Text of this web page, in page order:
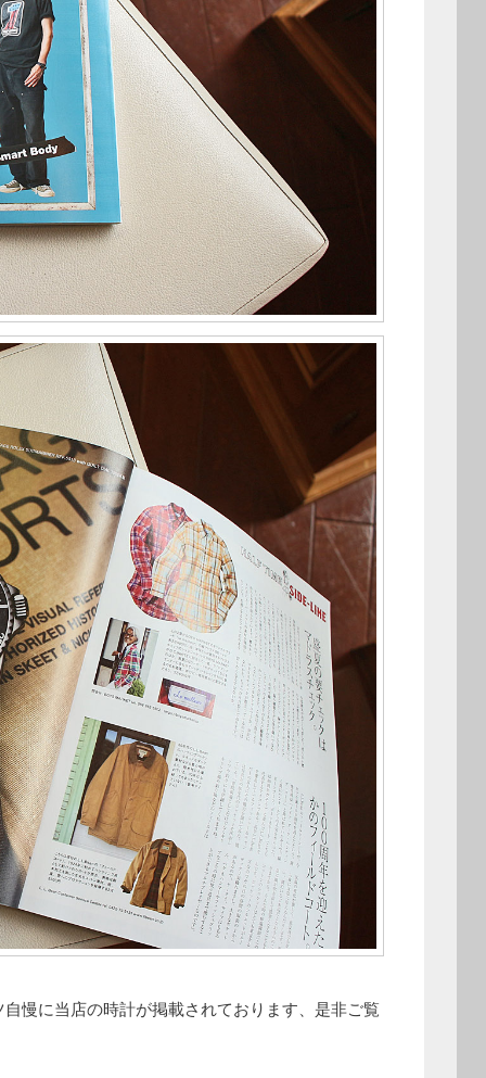
慢に当店の時計が掲載されております、是非ご覧